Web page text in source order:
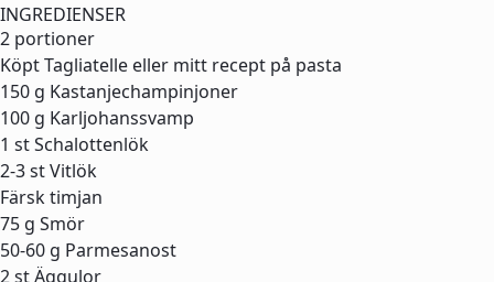
INGREDIENSER
2 portioner
Köpt Tagliatelle eller mitt recept på pasta
150 g Kastanjechampinjoner
100 g Karljohanssvamp
1 stSchalottenlök
2-3 stVitlök
Färsk timjan
75 g Smör
50-60 g Parmesanost
2 stÄggulor